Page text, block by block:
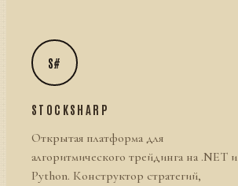
S#
STOCKSHARP
Открытая платформа для
алгоритмического трейдинга на .NET и
Python. Конструктор стратегий,